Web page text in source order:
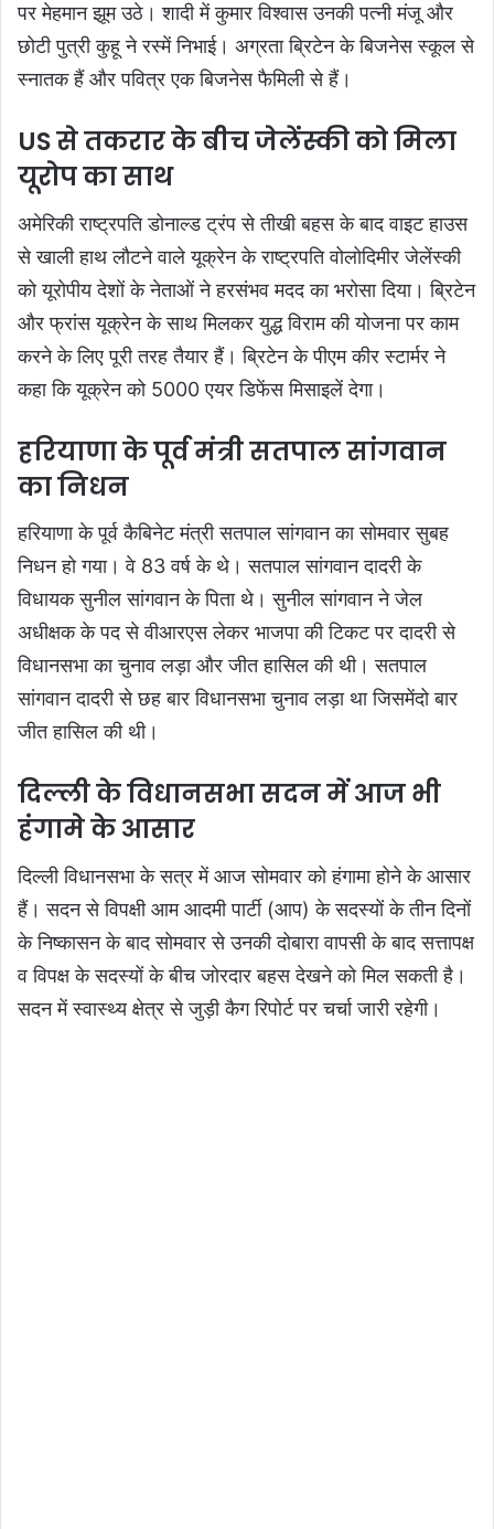
पर मेहमान झूम उठे। शादी में कुमार विश्वास उनकी पत्नी मंजू और
छोटी पुत्री कुहू ने रस्में निभाई। अग्रता ब्रिटेन के बिजनेस स्कूल से
स्नातक हैं और पवित्र एक बिजनेस फैमिली से हैं।
US से तकरार के बीच जेलेंस्की को मिला
यूरोप का साथ
अमेरिकी राष्‍ट्रपति डोनाल्ड ट्रंप से तीखी बहस के बाद वाइट हाउस
से खाली हाथ लौटने वाले यूक्रेन के राष्‍ट्रपति वोलोदिमीर जेलेंस्की
को यूरोपीय देशों के नेताओं ने हरसंभव मदद का भरोसा दिया। ब्रिटेन
और फ्रांस यूक्रेन के साथ मिलकर युद्ध विराम की योजना पर काम
करने के लिए पूरी तरह तैयार हैं। ब्रिटेन के पीएम कीर स्टार्मर ने
कहा कि यूक्रेन को 5000 एयर डिफेंस मिसाइलें देगा।
हरियाणा के पूर्व मंत्री सतपाल सांगवान
का निधन
हरियाणा के पूर्व कैबिनेट मंत्री सतपाल सांगवान का सोमवार सुबह
निधन हो गया। वे 83 वर्ष के थे। सतपाल सांगवान दादरी के
विधायक सुनील सांगवान के पिता थे। सुनील सांगवान ने जेल
अधीक्षक के पद से वीआरएस लेकर भाजपा की टिकट पर दादरी से
विधानसभा का चुनाव लड़ा और जीत हासिल की थी। सतपाल
सांगवान दादरी से छह बार विधानसभा चुनाव लड़ा था जिसमेंदो बार
जीत हासिल की थी।
दिल्ली के विधानसभा सदन में आज भी
हंगामे के आसार
दिल्ली विधानसभा के सत्र में आज सोमवार को हंगामा होने के आसार
हैं। सदन से विपक्षी आम आदमी पार्टी (आप) के सदस्यों के तीन दिनों
के निष्कासन के बाद सोमवार से उनकी दोबारा वापसी के बाद सत्तापक्ष
व विपक्ष के सदस्यों के बीच जोरदार बहस देखने को मिल सकती है।
सदन में स्वास्थ्य क्षेत्र से जुड़ी कैग रिपोर्ट पर चर्चा जारी रहेगी।